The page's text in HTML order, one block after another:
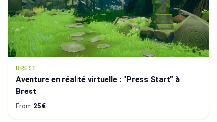
BREST
Aventure en réalité virtuelle : “Press Start” à
Brest
From 25€